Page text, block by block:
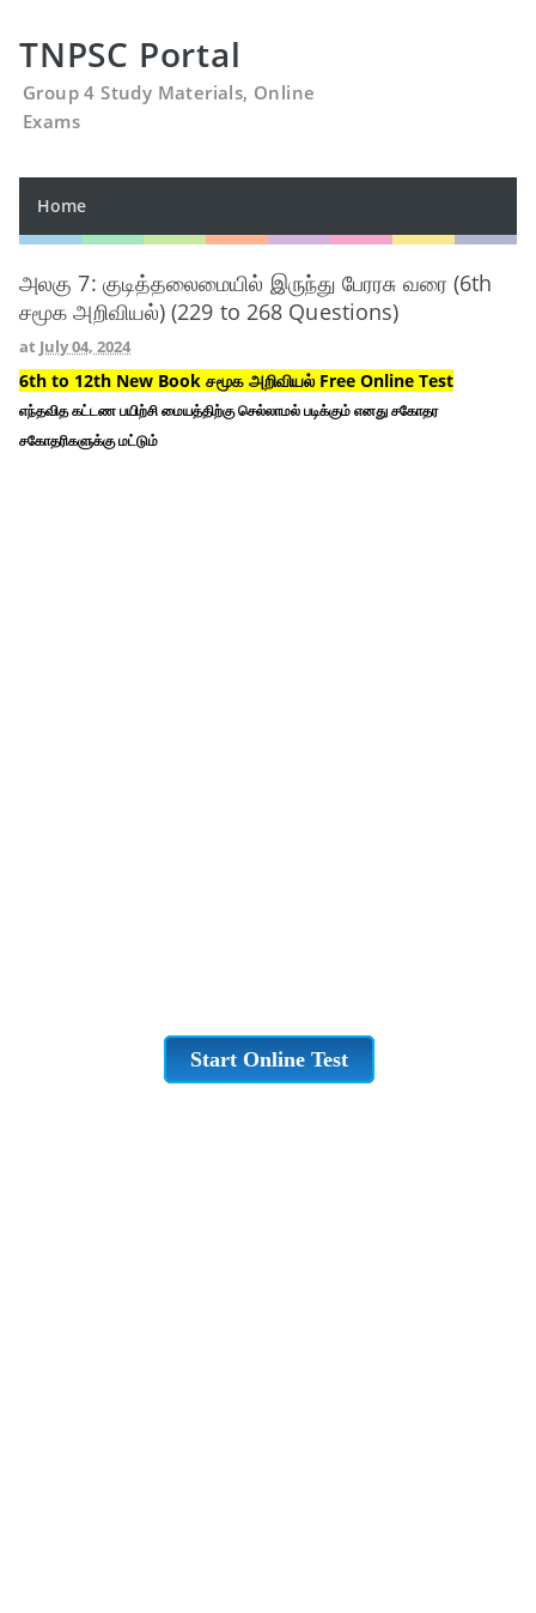
TNPSC Portal
Group 4 Study Materials, Online
Exams
Home
அலகு 7: குடித்தலைமையில் இருந்து பேரரசு வரை (6th
சமூக அறிவியல்) (229 to 268 Questions)
at July 04, 2024
6th to 12th New Book சமூக அறிவியல் Free Online Test
எந்தவித கட்டண பயிற்சி மையத்திற்கு செல்லாமல் படிக்கும் எனது சகோதர
சகோதரிகளுக்கு மட்டும்
Start Online Test